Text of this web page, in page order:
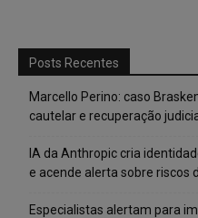
Posts Recentes
Marcello Perino: caso
cautelar e recuperação
IA da Anthropic cria
e acende alerta sobre riscos
Especialistas alertam para